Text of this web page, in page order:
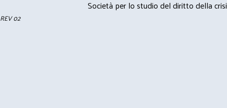
Società per lo studio del diritto della crisi
REV 02